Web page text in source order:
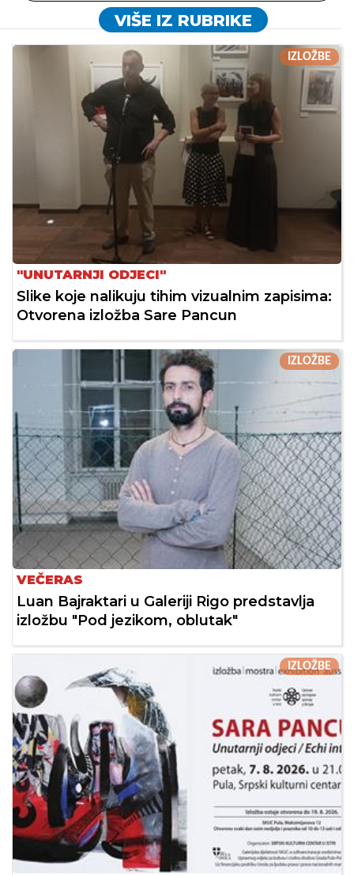
VIŠE IZ RUBRIKE
IZLOŽBE
"UNUTARNJI ODJECI"
Slike koje nalikuju tihim vizualnim zapisima:
Otvorena izložba Sare Pancun
IZLOŽBE
VEČERAS
Luan Bajraktari u Galeriji Rigo predstavlja
izložbu "Pod jezikom, oblutak"
IZLOŽBE